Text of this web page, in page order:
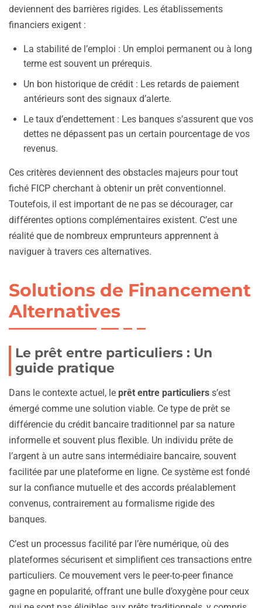
deviennent des barrières rigides. Les établissements
financiers exigent :
La stabilité de l’emploi : Un emploi permanent ou à long
terme est souvent un prérequis.
Un bon historique de crédit : Les retards de paiement
antérieurs sont des signaux d’alerte.
Le taux d’endettement : Les banques s’assurent que vos
dettes ne dépassent pas un certain pourcentage de vos
revenus.
Ces critères deviennent des obstacles majeurs pour tout
fiché FICP cherchant à obtenir un prêt conventionnel.
Toutefois, il est important de ne pas se décourager, car
différentes options complémentaires existent. C’est une
réalité que de nombreux emprunteurs apprennent à
naviguer à travers ces alternatives.
Solutions de Financement
Alternatives
Le prêt entre particuliers : Un
guide pratique
Dans le contexte actuel, le prêt entre particuliers s’est
émergé comme une solution viable. Ce type de prêt se
différencie du crédit bancaire traditionnel par sa nature
informelle et souvent plus flexible. Un individu prête de
l’argent à un autre sans intermédiaire bancaire, souvent
facilitée par une plateforme en ligne. Ce système est fondé
sur la confiance mutuelle et des accords préalablement
convenus, contrairement au formalisme rigide des
banques.
C’est un processus facilité par l’ère numérique, où des
plateformes sécurisent et simplifient ces transactions entre
particuliers. Ce mouvement vers le peer-to-peer finance
gagne en popularité, offrant une bulle d’oxygène pour ceux